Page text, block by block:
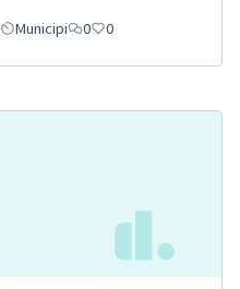
Municipi 0 0